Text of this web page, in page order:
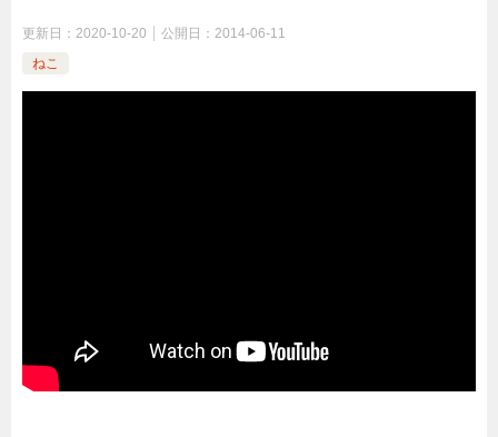
更新日： 2020-10-20 公開日： 2014-06-11
ねこ